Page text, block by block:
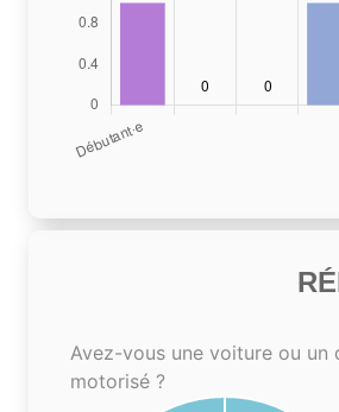
Avez-vous une voiture ou un
motorisé ?